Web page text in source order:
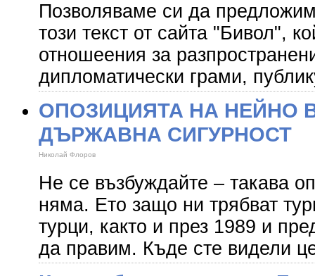
Позволяваме си да
този текст от сайта "Бивол",
отношеения за
дипломатически грами,
ОПОЗИЦИЯТА НА НЕЙНО
ДЪРЖАВНА СИГУРНОСТ
Николай Флоров
Не се възбуждайте – такава
няма. Ето защо ни трябват
турци, както и през 1989 и
да правим. Къде сте видели